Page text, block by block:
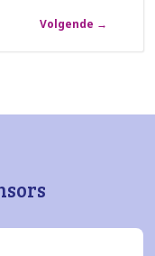
Volgende →